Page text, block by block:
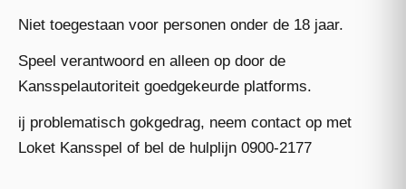
Niet toegestaan voor personen onder de 18 jaar.
Speel verantwoord en alleen op door de
Kansspelautoriteit goedgekeurde platforms.
ij problematisch gokgedrag, neem contact op met
Loket Kansspel of bel de hulplijn 0900-2177